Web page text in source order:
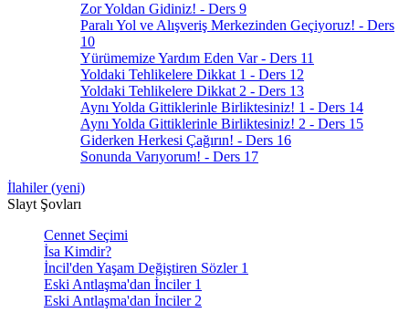
Zor Yoldan Gidiniz! - Ders 9
Paralı Yol ve Alışveriş Merkezinden Geçiyoruz! - Ders
10
Yürümemize Yardım Eden Var - Ders 11
Yoldaki Tehlikelere Dikkat 1 - Ders 12
Yoldaki Tehlikelere Dikkat 2 - Ders 13
Aynı Yolda Gittiklerinle Birliktesiniz! 1 - Ders 14
Aynı Yolda Gittiklerinle Birliktesiniz! 2 - Ders 15
Giderken Herkesi Çağırın! - Ders 16
Sonunda Varıyorum! - Ders 17
İlahiler (yeni)
Slayt Şovları
Cennet Seçimi
İsa Kimdir?
İncil'den Yaşam Değiştiren Sözler 1
Eski Antlaşma'dan İnciler 1
Eski Antlaşma'dan İnciler 2